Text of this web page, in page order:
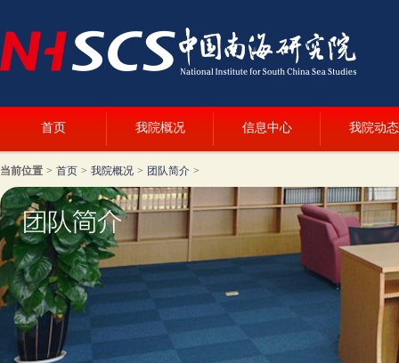
首页 我院概况 信息中心 我院动态
当前位置 > 首页 > 我院概况 > 团队简介 >